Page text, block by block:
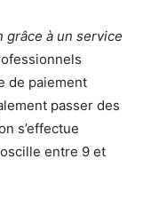
grâce à un service
de paiement
passer des
s’effectue
entre 9 et